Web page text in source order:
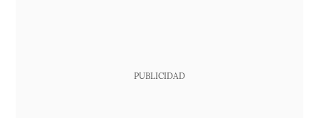
PUBLICIDAD